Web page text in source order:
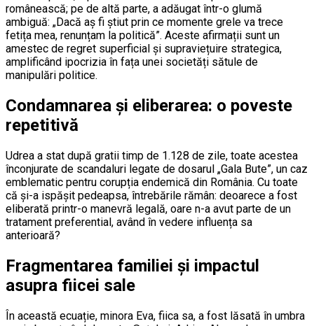
românească; pe de altă parte, a adăugat într-o glumă
ambiguă: „Dacă aș fi știut prin ce momente grele va trece
fetița mea, renunțam la politică”. Aceste afirmații sunt un
amestec de regret superficial și supraviețuire strategica,
amplificând ipocrizia în fața unei societăți sătule de
manipulări politice.
Condamnarea și eliberarea: o poveste
repetitivă
Udrea a stat după gratii timp de 1.128 de zile, toate acestea
înconjurate de scandaluri legate de dosarul „Gala Bute”, un caz
emblematic pentru corupția endemică din România. Cu toate
că și-a ispășit pedeapsa, întrebările rămân: deoarece a fost
eliberată printr-o manevră legală, oare n-a avut parte de un
tratament preferential, având în vedere influența sa
anterioară?
Fragmentarea familiei și impactul
asupra fiicei sale
În această ecuație, minora Eva, fiica sa, a fost lăsată în umbra